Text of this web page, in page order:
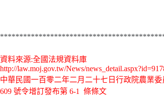
資料來源:全國法規資料庫
http://law.moj.gov.tw/News/
中華民國一百零二年二月二十七日行政院農業委
609 號令增訂發布第 6-1 條條文